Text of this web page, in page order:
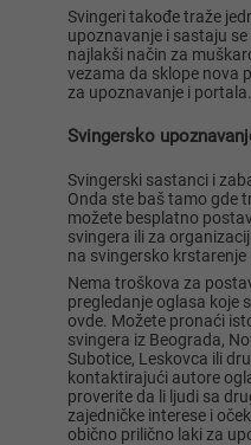
Svingeri takođe traže
upoznavanje i sastaju
najlakši način za
vezama da sklope nova
za upoznavanje i portala.
Svingersko
Svingerski sastanci i
Onda ste baš tamo gde
možete besplatno
svingera ili za
na svingersko
Nema troškova za
pregledanje oglasa koje
ovde. Možete pronaći
svingera iz Beograda,
Subotice, Leskovca ili
kontaktirajući autore
proverite da li ljudi sa
zajedničke interese i
obično prilično laki za